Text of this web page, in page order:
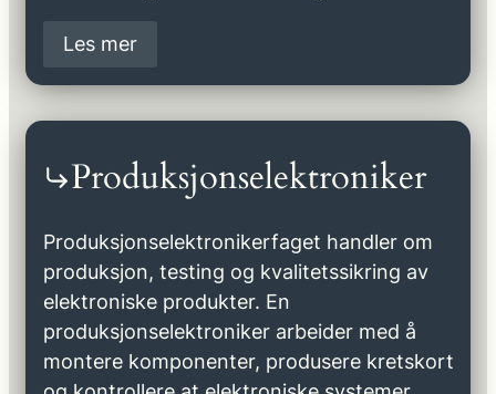
Les mer
Produksjonselektroniker
Produksjonselektronikerfaget handler om
produksjon, testing og kvalitetssikring av
elektroniske produkter. En
produksjonselektroniker arbeider med å
montere komponenter, produsere kretskort